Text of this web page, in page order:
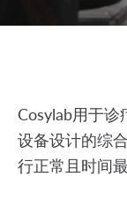
Cosylab用于
设备设计的综
行正常且时间